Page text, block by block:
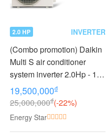
2.0 HP INVERTER
(Combo promotion) Daikin
Multi S air conditioner
system inverter 2.0Hp - 1
outdoor unit 2 indoor units
1.0 + 1.0Hp MKC50RVMV -
CTKC25RVMV+CTKC25R
VMV
19,500,000₫
25,000,000₫(-22%)
Energy Star